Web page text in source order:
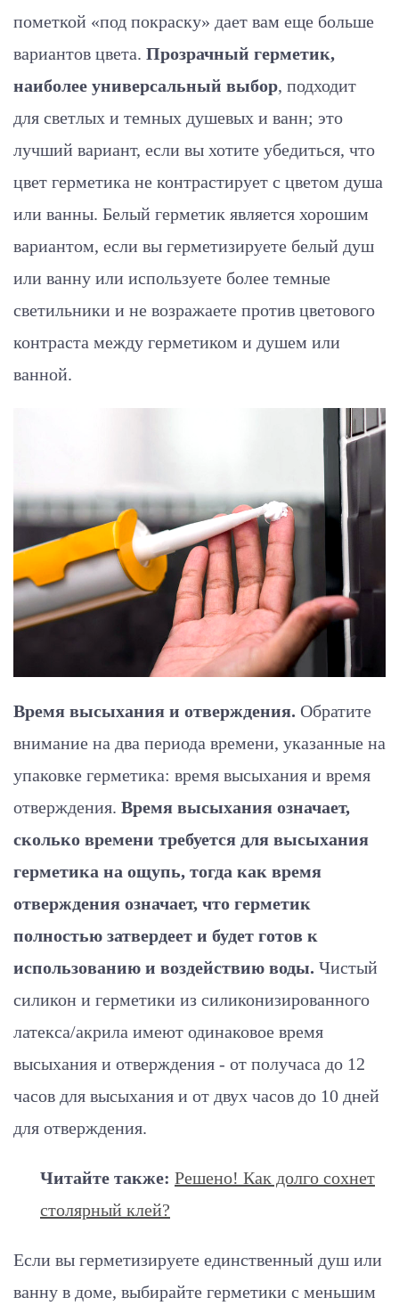
пометкой «под покраску» дает вам еще больше
вариантов цвета. Прозрачный герметик,
наиболее универсальный выбор, подходит
для светлых и темных душевых и ванн; это
лучший вариант, если вы хотите убедиться, что
цвет герметика не контрастирует с цветом душа
или ванны. Белый герметик является хорошим
вариантом, если вы герметизируете белый душ
или ванну или используете более темные
светильники и не возражаете против цветового
контраста между герметиком и душем или
ванной.
Время высыхания и отверждения. Обратите
внимание на два периода времени, указанные на
упаковке герметика: время высыхания и время
отверждения. Время высыхания означает,
сколько времени требуется для высыхания
герметика на ощупь, тогда как время
отверждения означает, что герметик
полностью затвердеет и будет готов к
использованию и воздействию воды. Чистый
силикон и герметики из силиконизированного
латекса/акрила имеют одинаковое время
высыхания и отверждения - от получаса до 12
часов для высыхания и от двух часов до 10 дней
для отверждения.
Читайте также: Решено! Как долго сохнет
столярный клей?
Если вы герметизируете единственный душ или
ванну в доме, выбирайте герметики с меньшим